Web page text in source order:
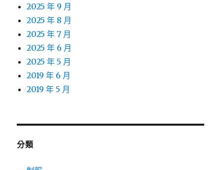
2025 年 9 月
2025 年 8 月
2025 年 7 月
2025 年 6 月
2025 年 5 月
2019 年 6 月
2019 年 5 月
分類